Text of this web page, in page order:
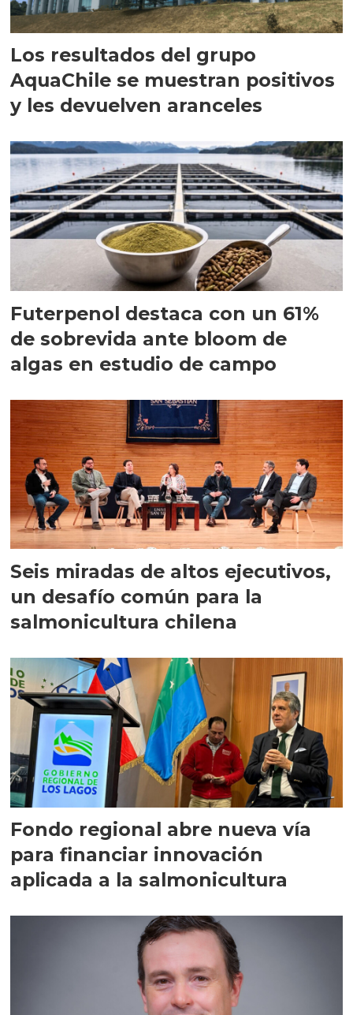
Los resultados del grupo
AquaChile se muestran positivos
y les devuelven aranceles
Futerpenol destaca con un 61%
de sobrevida ante bloom de
algas en estudio de campo
Seis miradas de altos ejecutivos,
un desafío común para la
salmonicultura chilena
Fondo regional abre nueva vía
para financiar innovación
aplicada a la salmonicultura